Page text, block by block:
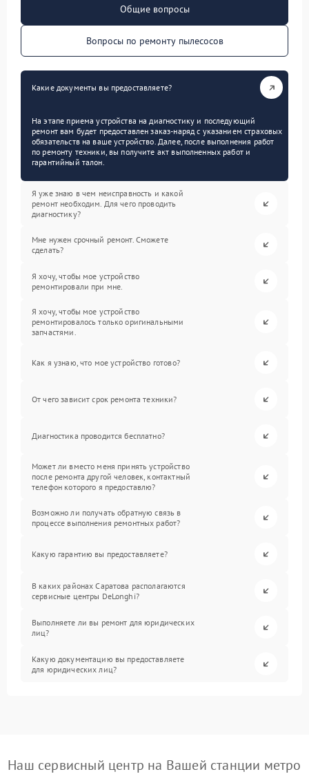
Общие вопросы
Вопросы по ремонту пылесосов
Какие документы вы предоставляете?
На этапе приема устройства на диагностику и последующий
ремонт вам будет предоставлен заказ-наряд с указанием страховых
обязательств на ваше устройство. Далее, после выполнения работ
по ремонту техники, вы получите акт выполненных работ и
гарантийный талон.
Я уже знаю в чем неисправность и какой
ремонт необходим. Для чего проводить
диагностику?
Мне нужен срочный ремонт. Сможете
сделать?
Я хочу, чтобы мое устройство
ремонтировали при мне.
Я хочу, чтобы мое устройство
ремонтировалось только оригинальными
запчастями.
Как я узнаю, что мое устройство готово?
От чего зависит срок ремонта техники?
Диагностика проводится бесплатно?
Может ли вместо меня принять устройство
после ремонта другой человек, контактный
телефон которого я предоставлю?
Возможно ли получать обратную связь в
процессе выполнения ремонтных работ?
Какую гарантию вы предоставляете?
В каких районах Саратова располагаются
сервисные центры DeLonghi?
Выполняете ли вы ремонт для юридических
лиц?
Какую документацию вы предоставляете
для юридических лиц?
Наш сервисный центр на Вашей станции метро